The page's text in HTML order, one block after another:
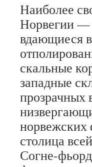
Наиболее
Норвегии —
вдающиеся
скальные
западные
прозрачных
норвежских
столица
Согне-